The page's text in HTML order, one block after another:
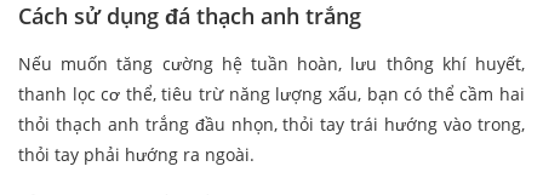
Cách sử dụng đá thạch anh trắng
Nếu muốn tăng cường hệ tuần hoàn, lưu thông khí huyết,
thanh lọc cơ thể, tiêu trừ năng lượng xấu, bạn có thể cầm hai
thỏi thạch anh trắng đầu nhọn, thỏi tay trái hướng vào trong,
thỏi tay phải hướng ra ngoài.